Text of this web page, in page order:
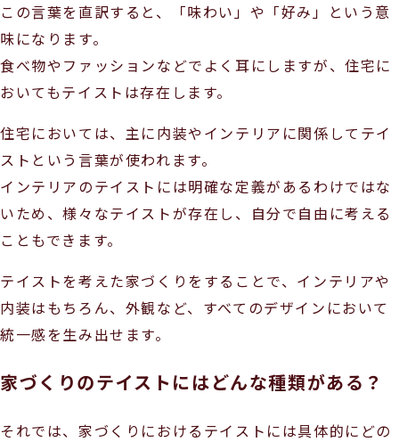
この言葉を直訳すると、「味わい」や「好み」という意
味になります。
食べ物やファッションなどでよく耳にしますが、住宅に
おいてもテイストは存在します。
住宅においては、主に内装やインテリアに関係してテイ
ストという言葉が使われます。
インテリアのテイストには明確な定義があるわけではな
いため、様々なテイストが存在し、自分で自由に考える
こともできます。
テイストを考えた家づくりをすることで、インテリアや
内装はもちろん、外観など、すべてのデザインにおいて
統一感を生み出せます。
家づくりのテイストにはどんな種類がある？
それでは、家づくりにおけるテイストには具体的にどの